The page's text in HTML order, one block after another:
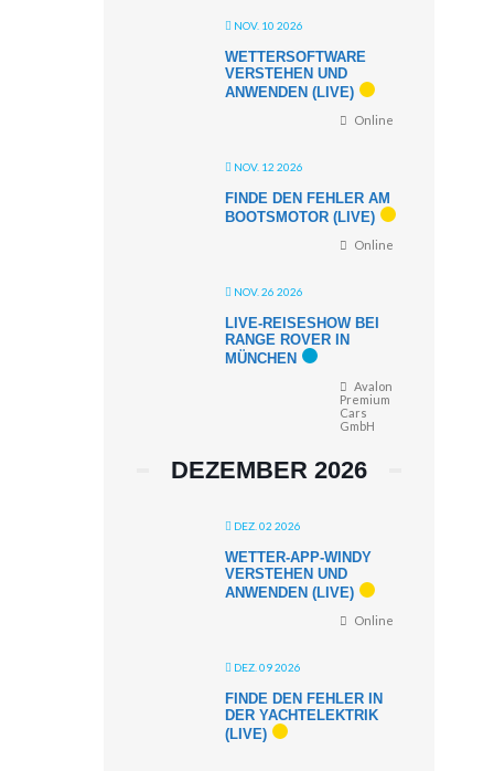
NOV. 10 2026
WETTERSOFTWARE
VERSTEHEN UND
ANWENDEN (LIVE)
Online
NOV. 12 2026
FINDE DEN FEHLER AM
BOOTSMOTOR (LIVE)
Online
NOV. 26 2026
LIVE-REISESHOW BEI
RANGE ROVER IN
MÜNCHEN
Avalon
Premium
Cars
GmbH
DEZEMBER 2026
DEZ. 02 2026
WETTER-APP-WINDY
VERSTEHEN UND
ANWENDEN (LIVE)
Online
DEZ. 09 2026
FINDE DEN FEHLER IN
DER YACHTELEKTRIK
(LIVE)